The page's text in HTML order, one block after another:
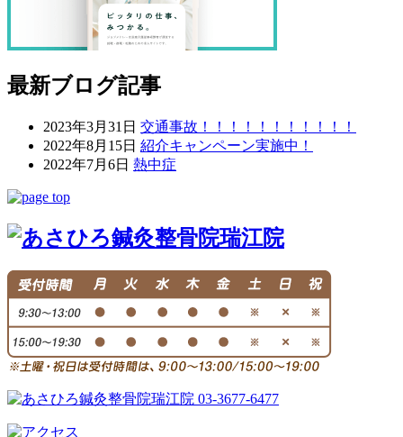
最新ブログ記事
2023年3月31日 交通事故！！！！！！！！！！！
2022年8月15日 紹介キャンペーン実施中！
2022年7月6日 熱中症